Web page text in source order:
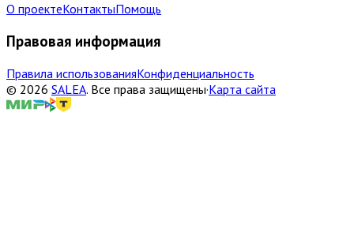
О проектеКонтактыПомощь
Правовая информация
Правила использованияКонфиденциальность
© 2026 SALEA. Все права защищены·Карта сайта